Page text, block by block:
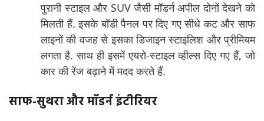
पुरानी स्टाइल और SUV जैसी मॉडर्न अपील दोनों देखने को
मिलती हैं. इसके बॉडी पैनल पर दिए गए सीधे कट और साफ
लाइनों की वजह से इसका डिजाइन स्टाइलिश और प्रीमियम
लगता है. साथ ही इसमें एयरो-स्टाइल व्हील्स दिए गए हैं, जो
कार की रेंज बढ़ाने में मदद करते हैं.
साफ-सुथरा और मॉडर्न इंटीरियर